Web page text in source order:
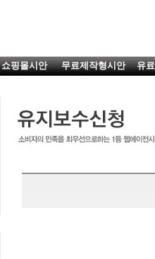
쇼핑몰시안 무료제작형시안 유